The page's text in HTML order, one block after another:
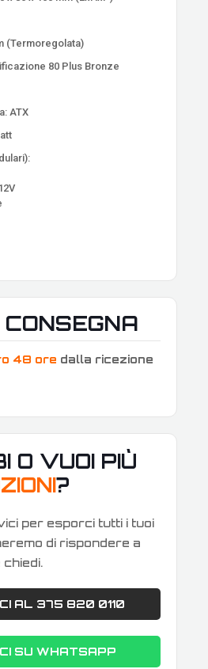
(Termoregolata)
80 Plus Bronze
ATX
CONSEGNA
48 ore dalla ricezione
O VUOI PIÙ
?
per esporci tutti i tuoi
di rispondere a
AL 375 820 0110
SU WHATSAPP